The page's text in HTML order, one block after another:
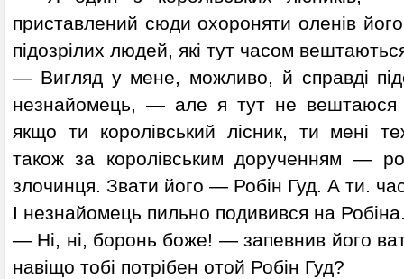
приставлений сюди охороняти оленів його
підозрілих людей, які тут часом
— Вигляд у мене, можливо, й справді
незнайомець, — але я тут не вештаюся
якщо ти королівський лісник, ти мені
також за королівським дорученням —
злочинця. Звати його — Робін Гуд. А ти.
І незнайомець пильно подивився на
— Ні, ні, боронь боже! — запевнив його
навіщо тобі потрібен отой Робін Гуд?